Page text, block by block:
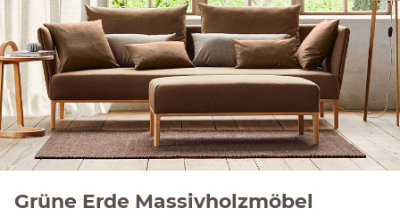
Grüne Erde Massivholzmöbel